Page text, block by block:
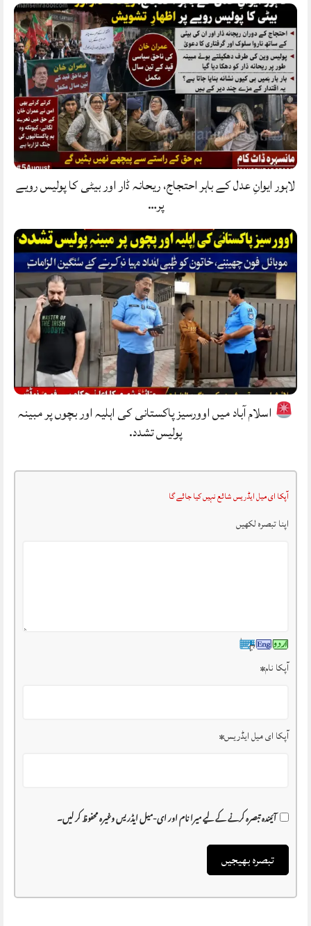
لاہور ایوانِ عدل کے باہر احتجاج، ریحانہ ڈار اور بیٹی کا پولیس رویے
پر…
اسلام آباد میں اوورسیز پاکستانی کی اہلیہ اور بچوں پر مبینہ
پولیس تشدد.
آپکا ای میل ایڈریس شائع نہیں کیا جائے گا
اپنا تبصرہ لکھیں
آپکا نام*
آپکا ای میل ایڈریس*
آئیندہ تبصرہ کرنے کے لیے میرا نام اور ای-میل ایڈریس وغیرہ محفوظ کر لیں۔